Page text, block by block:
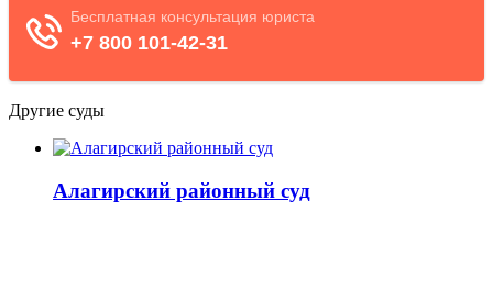
Другие суды
Алагирский районный суд